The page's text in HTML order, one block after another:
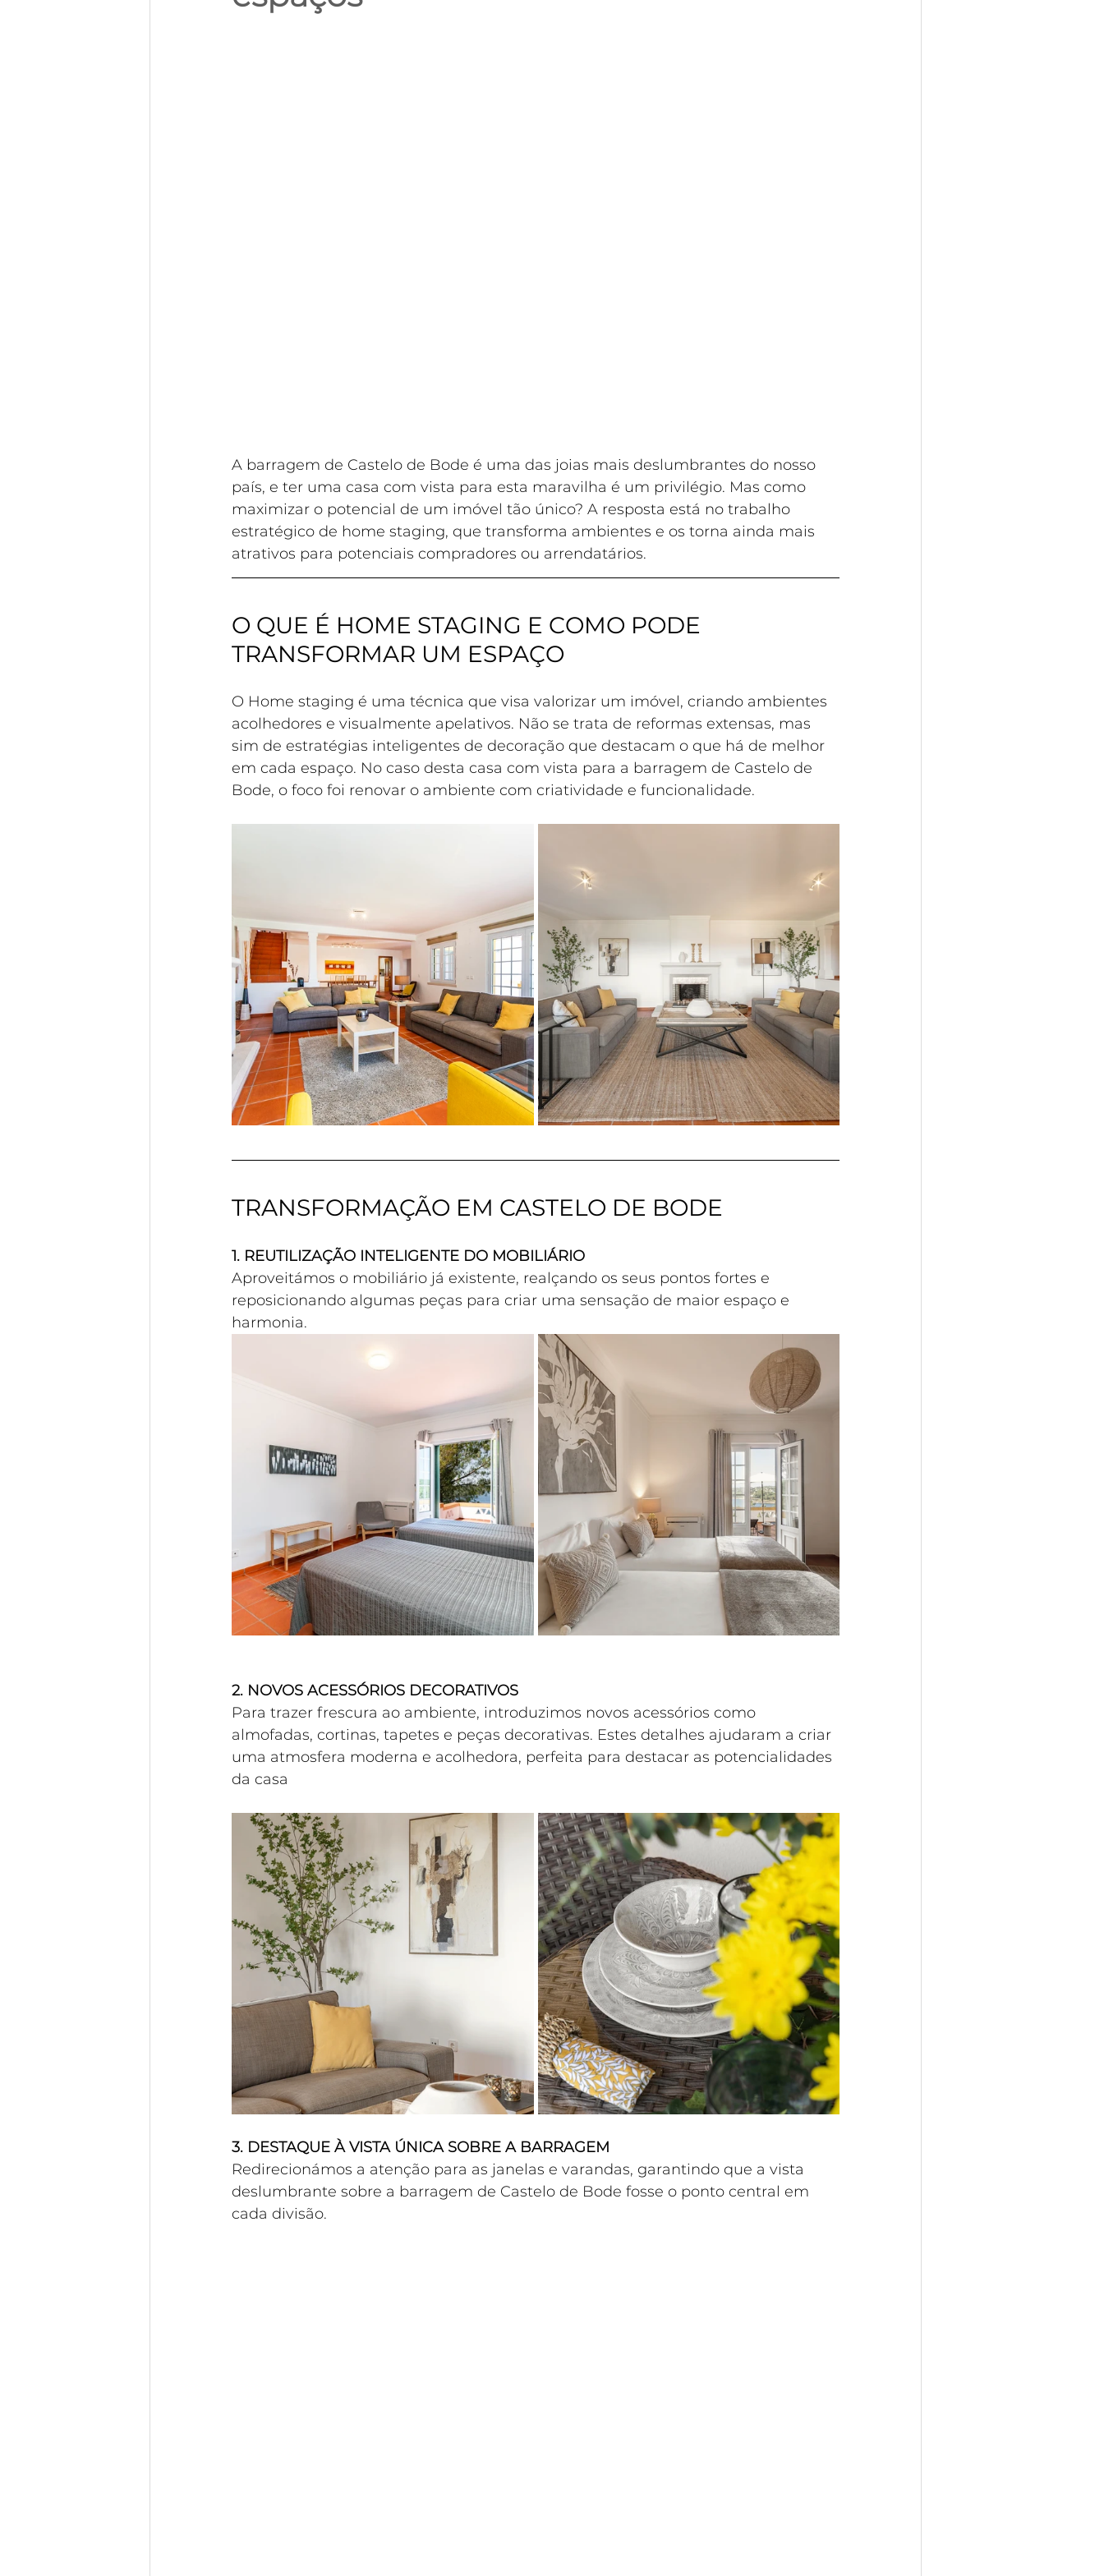
A barragem de Castelo de Bode é uma das joias mais deslumbrantes do nosso
país, e ter uma casa com vista para esta maravilha é um privilégio. Mas como
maximizar o potencial de um imóvel tão único? A resposta está no trabalho
estratégico de home staging, que transforma ambientes e os torna ainda mais
atrativos para potenciais compradores ou arrendatários.
O QUE É HOME STAGING E COMO PODE
TRANSFORMAR UM ESPAÇO
O Home staging é uma técnica que visa valorizar um imóvel, criando ambientes
acolhedores e visualmente apelativos. Não se trata de reformas extensas, mas
sim de estratégias inteligentes de decoração que destacam o que há de melhor
em cada espaço. No caso desta casa com vista para a barragem de Castelo de
Bode, o foco foi renovar o ambiente com criatividade e funcionalidade.
TRANSFORMAÇÃO EM CASTELO DE BODE
1. REUTILIZAÇÃO INTELIGENTE DO MOBILIÁRIO
Aproveitámos o mobiliário já existente, realçando os seus pontos fortes e
reposicionando algumas peças para criar uma sensação de maior espaço e
harmonia.
2. NOVOS ACESSÓRIOS DECORATIVOS
Para trazer frescura ao ambiente, introduzimos novos acessórios como
almofadas, cortinas, tapetes e peças decorativas. Estes detalhes ajudaram a criar
uma atmosfera moderna e acolhedora, perfeita para destacar as potencialidades
da casa
3. DESTAQUE À VISTA ÚNICA SOBRE A BARRAGEM
Redirecionámos a atenção para as janelas e varandas, garantindo que a vista
deslumbrante sobre a barragem de Castelo de Bode fosse o ponto central em
cada divisão.